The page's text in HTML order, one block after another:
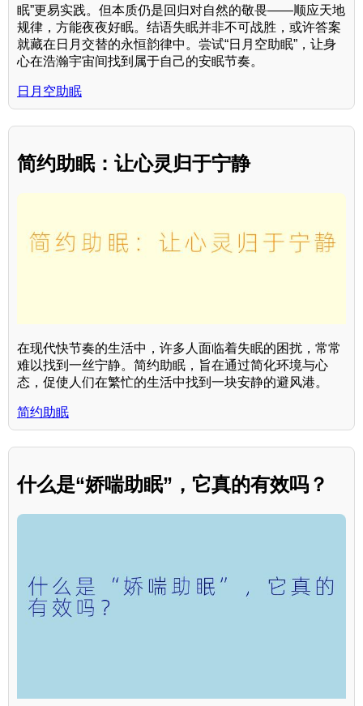
眠”更易实践。但本质仍是回归对自然的敬畏——顺应天地
规律，方能夜夜好眠。结语失眠并非不可战胜，或许答案
就藏在日月交替的永恒韵律中。尝试“日月空助眠”，让身
心在浩瀚宇宙间找到属于自己的安眠节奏。
日月空助眠
简约助眠：让心灵归于宁静
在现代快节奏的生活中，许多人面临着失眠的困扰，常常
难以找到一丝宁静。简约助眠，旨在通过简化环境与心
态，促使人们在繁忙的生活中找到一块安静的避风港。
简约助眠
什么是“娇喘助眠”，它真的有效吗？